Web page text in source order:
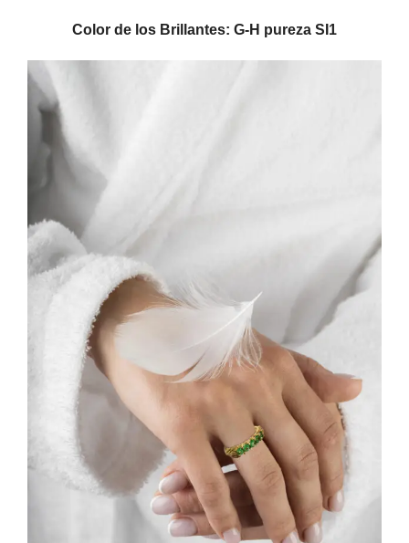
Color de los Brillantes: G-H pureza SI1